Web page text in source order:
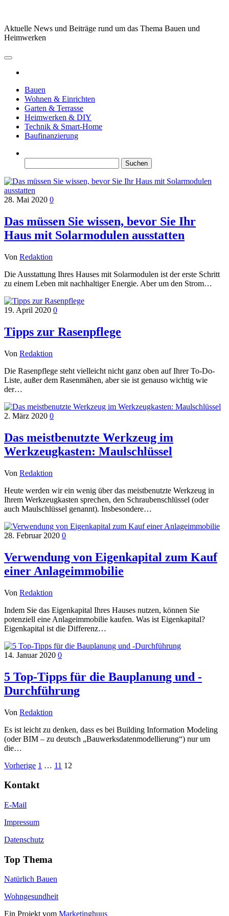
springen
Aktuelle News und Beiträge rund um das Thema Bauen und
Heimwerken
Bauen
Wohnen & Einrichten
Garten & Terrasse
Heimwerken & DIY
Technik & Smart-Home
Baufinanzierung
nach:
28. Mai 2020 0
Das müssen Sie wissen, bevor Sie Ihr
Haus mit Solarmodulen ausstatten
Von Redaktion
Die Ausstattung Ihres Hauses mit Solarmodulen ist der erste Schritt
zu einem Leben mit nachhaltiger Energie. Aber um den Strom…
19. April 2020 0
Tipps zur Rasenpflege
Von Redaktion
Die Rasenpflege steht vielleicht nicht ganz oben auf Ihrer To-Do-
Liste, außer dem Rasenmähen, aber sie ist genauso wichtig wie
der…
2. März 2020 0
Das meistbenutzte Werkzeug im
Werkzeugkasten: Maulschlüssel
Von Redaktion
Heute werden wir ein wenig über das meistbenutzte Werkzeug in
Ihrem Werkzeugkasten sprechen, den Schraubenschlüssel (oder
auch Maulschlüssel genannt). Insbesondere…
28. Februar 2020 0
Verwendung von Eigenkapital zum Kauf
einer Anlageimmobilie
Von Redaktion
Indem Sie das Eigenkapital Ihres Hauses nutzen, können Sie
potenziell eine Anlageimmobilie kaufen. Was ist Eigenkapital?
Eigenkapital ist die Differenz…
14. Januar 2020 0
5 Top-Tipps für die Bauplanung und -
Durchführung
Von Redaktion
Es ist leicht zu denken, dass es bei Building Information Modeling
(oder BIM – zu deutsch „Bauwerksdatenmodellierung“) nur um
die…
Seitennummerierung
der
Vorherige 1 … 11 12
Kontakt
E-Mail
Impressum
Datenschutz
Top Thema
Natürlich Bauen
Wohngesundheit
Ein Projekt vom Marketinghuus